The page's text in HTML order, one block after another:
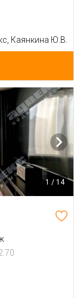
Каянкина Ю.В.
1 / 14